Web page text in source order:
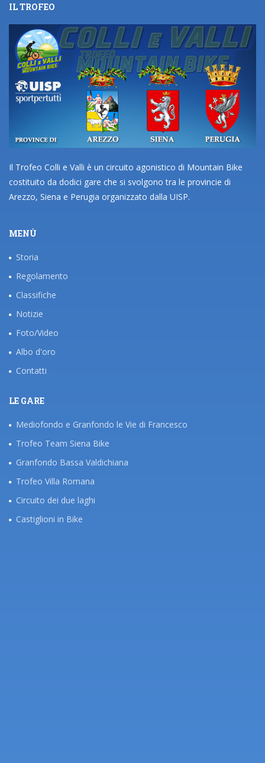
IL TROFEO
Il Trofeo Colli e Valli è un circuito agonistico di Mountain Bike
costituito da dodici gare che si svolgono tra le provincie di
Arezzo, Siena e Perugia organizzato dalla UISP.
MENÙ
Storia
Regolamento
Classifiche
Notizie
Foto/Video
Albo d'oro
Contatti
LE GARE
Mediofondo e Granfondo le Vie di Francesco
Trofeo Team Siena Bike
Granfondo Bassa Valdichiana
Trofeo Villa Romana
Circuito dei due laghi
Castiglioni in Bike